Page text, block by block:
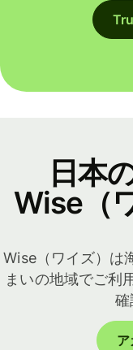
日本
Wise（
Wise（ワイズ）は
まいの地域でご利
確